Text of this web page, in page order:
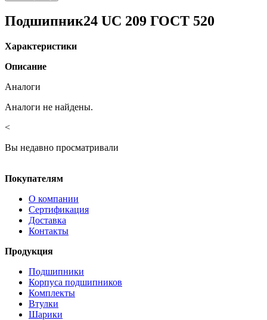
Подшипник24 UC 209 ГОСТ 520
Характеристики
Описание
Аналоги
Аналоги не найдены.
<
Вы недавно просматривали
Покупателям
О компании
Сертификация
Доставка
Контакты
Продукция
Подшипники
Корпуса подшипников
Комплекты
Втулки
Шарики